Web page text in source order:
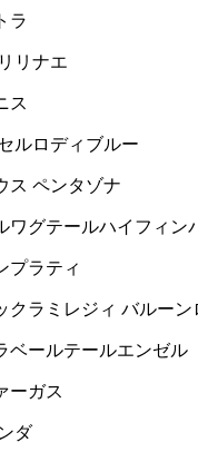
ラ
リナエ
ス
ルロディブルー
ス ペンタゾナ
ワグテールハイフィン
プラティ
クラミレジィ バルーン
ベールテールエンゼル
ーガス
ダ